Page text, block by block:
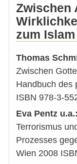
Zwischen
zum
Thomas
Zwischen
Handbuch des
ISBN 978-3-
Eva Pentz u.a.:
Terrorismus
Prozesses
Wien 2008